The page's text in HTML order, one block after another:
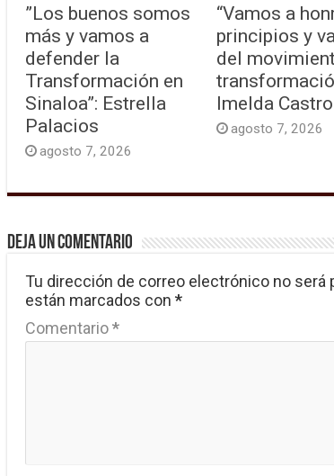
”Los buenos somos
más y vamos a
defender la
Transformación en
Sinaloa”: Estrella
Palacios
agosto 7, 2026
“Vamos a
principios y
del
Imelda Castro
agosto 7, 2026
Deja un comentario
Tu dirección de correo electrónico no será
están marcados con *
Comentario*